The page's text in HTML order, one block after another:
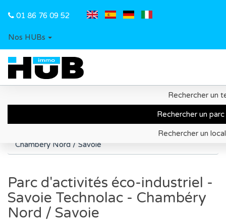
01 86 76 09 52
Nos HUBs
Rechercher un
Rechercher un
Rechercher un
Territoire de Chambéry Aix-les-Bains
Parc d'activités éco-industriel - Savoie Technolac -
Chambéry Nord / Savoie
Parc d'activités éco-industriel -
Savoie Technolac - Chambéry
Nord / Savoie